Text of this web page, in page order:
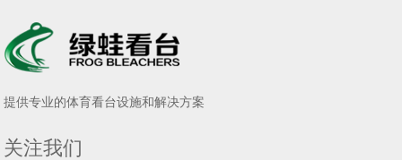
提供专业的体育看台设施和解决方案
关注我们